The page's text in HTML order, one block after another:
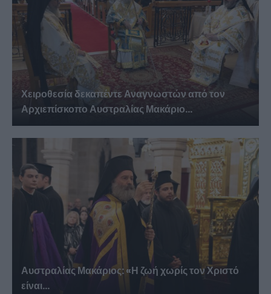
Χειροθεσία δεκαπέντε Αναγνωστών από τον
Αρχιεπίσκοπο Αυστραλίας Μακάριο...
Αυστραλίας Μακάριος: «Η ζωή χωρίς τον Χριστό
είναι...